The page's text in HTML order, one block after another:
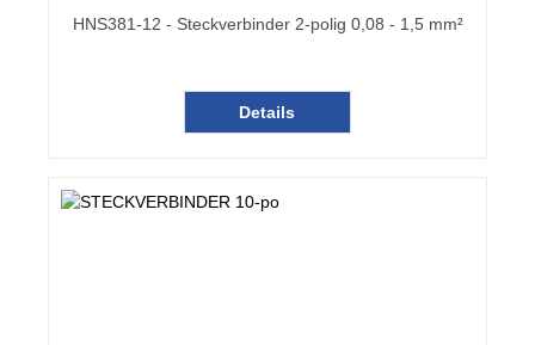
HNS381-12 - Steckverbinder 2-polig 0,08 - 1,5 mm²
Details